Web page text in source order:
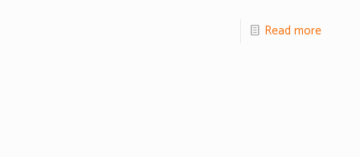
Read more